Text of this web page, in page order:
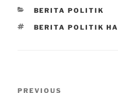
CATEGORIES
BERITA POLITIK
TAGS
BERITA POLITIK
PREVIOUS